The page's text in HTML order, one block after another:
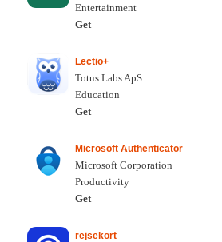
Entertainment
Get
Lectio+
Totus Labs ApS
Education
Get
Microsoft Authenticator
Microsoft Corporation
Productivity
Get
rejsekort